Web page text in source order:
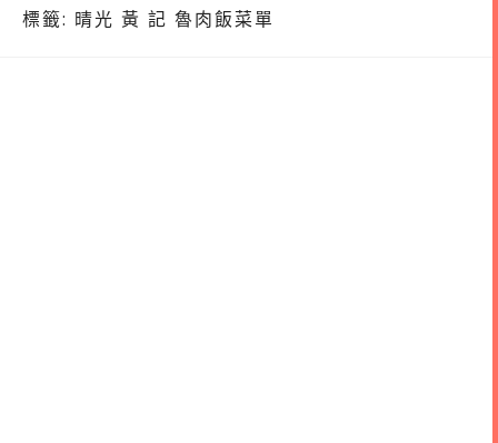
標籤: 晴光 黃 記 魯肉飯菜單